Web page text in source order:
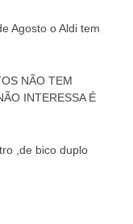
Agosto o Aldi tem
NÃO TEM
INTERESSA É
,de bico duplo